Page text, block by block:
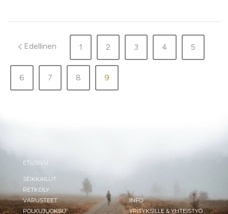
Edellinen 1 2 3 4 5
6 7 8 9
ETUSIVU
SEIKKAILUT
RETKEILY
VARUSTEET
POLKUJUOKSU
INFO
YRITYKSILLE & YHTEISTYÖ